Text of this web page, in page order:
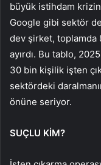
büyük istihdam
Google gibi sektör
dev şirket, toplamda
ayırdı. Bu tablo,
30 bin kişilik işten
sektördeki
önüne seriyor.
SUÇLU KİM?